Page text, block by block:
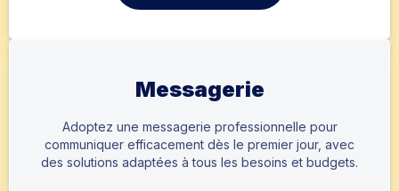
Messagerie
Adoptez une messagerie professionnelle pour
communiquer efficacement dès le premier jour, avec
des solutions adaptées à tous les besoins et budgets.